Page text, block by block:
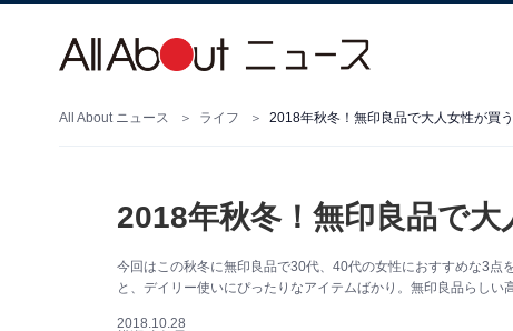
All About ニュース ライフ 2018年秋冬！無印良品で大人女性が買
2018年秋冬！無印良品で
今回はこの秋冬に無印良品で30代、40代の女性におすすめな3
と、デイリー使いにぴったりなアイテムばかり。無印良品らし
2018.10.28